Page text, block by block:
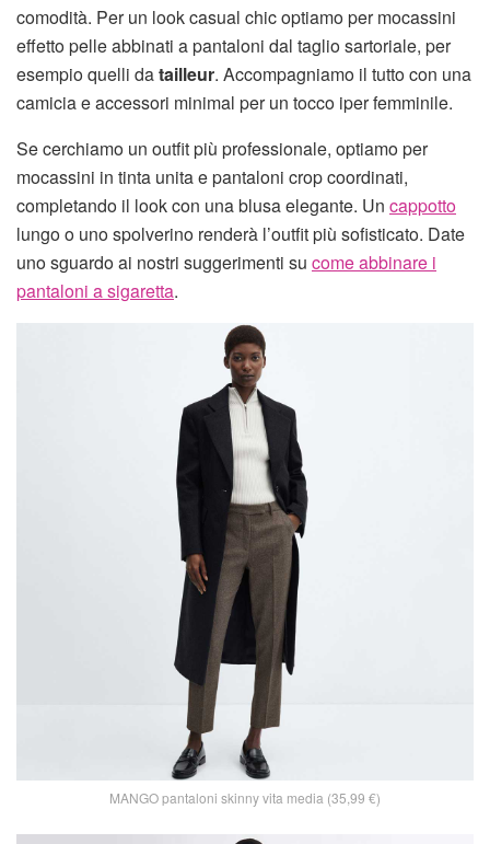
comodità. Per un look casual chic optiamo per mocassini
effetto pelle abbinati a pantaloni dal taglio sartoriale, per
esempio quelli datailleur. Accompagniamo il tutto con una
camicia e accessori minimal per un tocco iper femminile.
Se cerchiamo un outfit più professionale, optiamo per
mocassini in tinta unita e pantaloni crop coordinati,
completando il look con una blusa elegante. Un cappotto
lungo o uno spolverino renderà l’outfit più sofisticato. Date
uno sguardo ai nostri suggerimenti su come abbinare i
pantaloni a sigaretta.
MANGO pantaloni skinny vita media (35,99 €)